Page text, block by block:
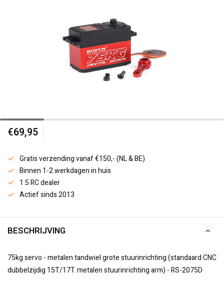
€69,95
Gratis verzending vanaf €150,- (NL & BE)
Binnen 1-2 werkdagen in huis
1:5 RC dealer
Actief sinds 2013
BESCHRIJVING
75kg servo - metalen tandwiel grote stuurinrichting (standaard CNC
dubbelzijdig 15T/17T. metalen stuurinrichting arm) - RS-2075D